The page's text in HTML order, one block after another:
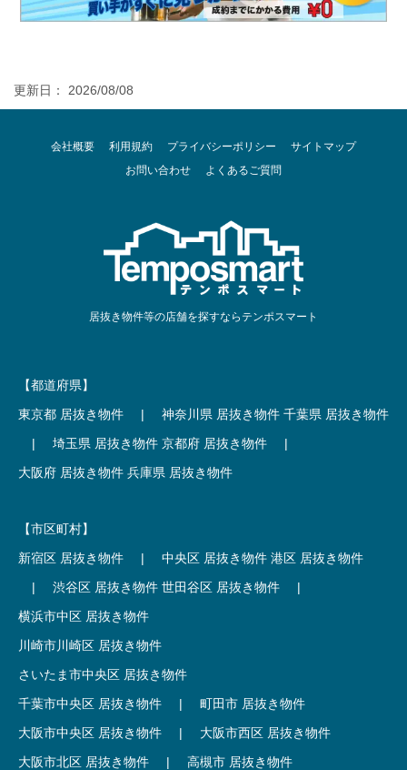
更新日： 2026/08/08
会社概要 利用規約 プライバシーポリシー
サイトマップ
お問い合わせ
よくあるご質問
居抜き物件等の店舗を探すならテンポスマート
【都道府県】
東京都 居抜き物件
| 神奈川県 居抜き物件 千葉県 居抜き物件
|
埼玉県 居抜き物件 京都府 居抜き物件
|
大阪府 居抜き物件 兵庫県 居抜き物件
【市区町村】
新宿区 居抜き物件
| 中央区 居抜き物件 港区 居抜き物件
|
渋谷区 居抜き物件 世田谷区 居抜き物件
|
横浜市中区 居抜き物件
川崎市川崎区 居抜き物件
さいたま市中央区 居抜き物件
千葉市中央区 居抜き物件
|
町田市 居抜き物件
大阪市中央区 居抜き物件
|
大阪市西区 居抜き物件
大阪市北区 居抜き物件
|
高槻市 居抜き物件